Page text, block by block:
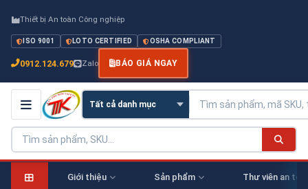
Thiết bị An toàn Công nghiệp
ISO 9001 LOTO CERTIFIED OSHA COMPLIANT
0912.124.679 Zalo BÁO GIÁ NGAY
Giới thiệu Sản phẩm Thư viên an